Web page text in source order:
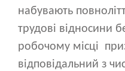
набувають
трудові відносини
робочому місці
відповідальний з